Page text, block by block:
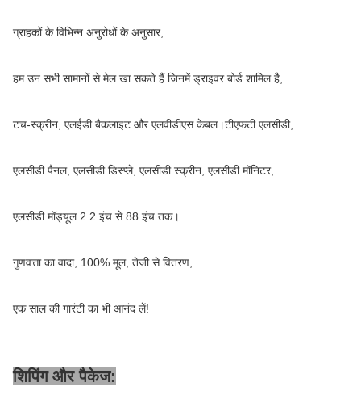
ग्राहकों के विभिन्न अनुरोधों के अनुसार,
हम उन सभी सामानों से मेल खा सकते हैं जिनमें ड्राइवर बोर्ड शामिल है,
टच-स्क्रीन, एलईडी बैकलाइट और एलवीडीएस केबल।टीएफटी एलसीडी,
एलसीडी पैनल, एलसीडी डिस्प्ले, एलसीडी स्क्रीन, एलसीडी मॉनिटर,
एलसीडी मॉड्यूल 2.2 इंच से 88 इंच तक।
गुणवत्ता का वादा, 100% मूल, तेजी से वितरण,
एक साल की गारंटी का भी आनंद लें!
शिपिंग और पैकेज: